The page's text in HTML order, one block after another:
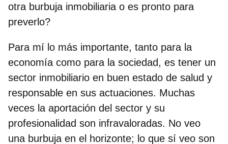
otra burbuja inmobiliaria o es pronto para
preverlo?
Para mí lo más importante, tanto para la
economía como para la sociedad, es tener un
sector inmobiliario en buen estado de salud y
responsable en sus actuaciones. Muchas
veces la aportación del sector y su
profesionalidad son infravaloradas. No veo
una burbuja en el horizonte; lo que sí veo son